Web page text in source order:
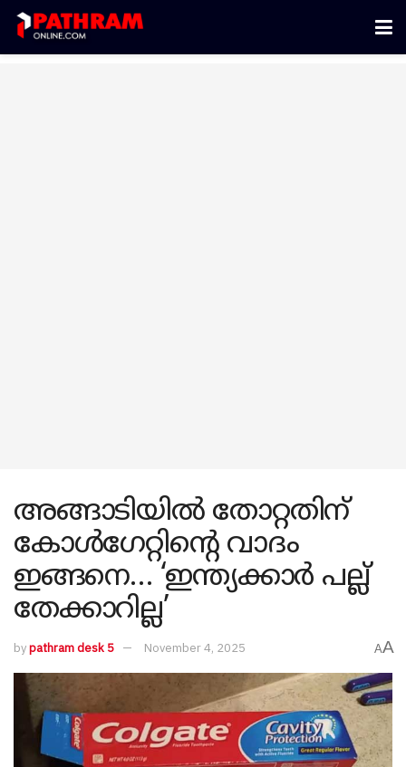
അങ്ങാടിയിൽ തോറ്റതിന്
കോൾഗേറ്റിന്റെ വാദം
ഇങ്ങനെ… ‘ഇന്ത്യക്കാർ പല്ല്
തേക്കാറില്ല’
bypathram desk 5 November 4, 2025 AA